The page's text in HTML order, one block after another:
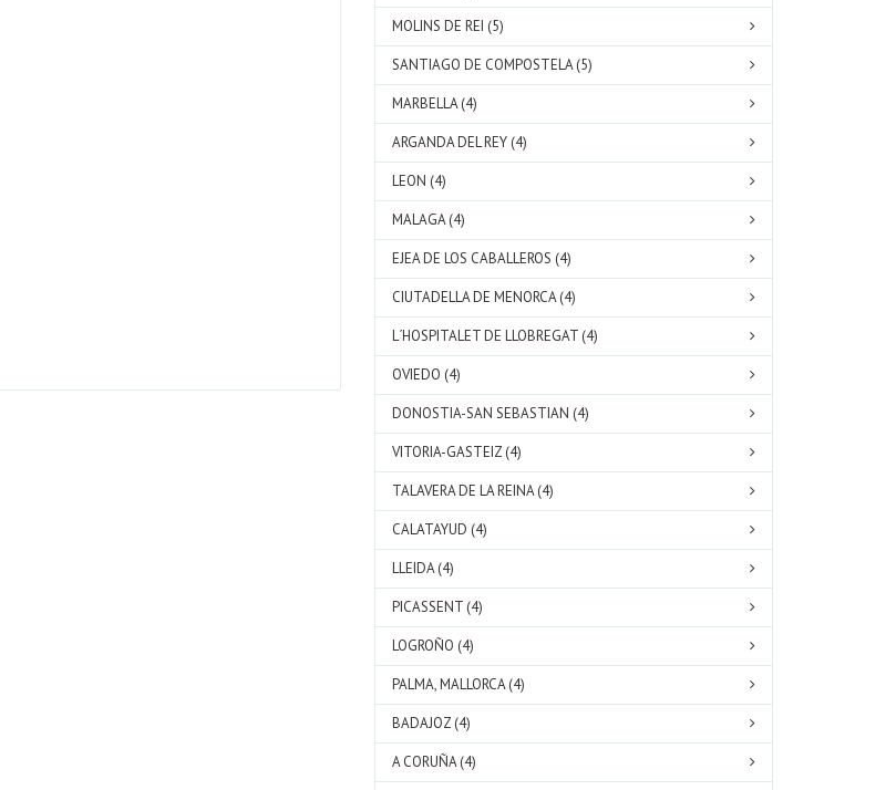
MOLINS DE REI (5)
SANTIAGO DE COMPOSTELA (5)
MARBELLA (4)
ARGANDA DEL REY (4)
LEON (4)
MALAGA (4)
EJEA DE LOS CABALLEROS (4)
CIUTADELLA DE MENORCA (4)
L´HOSPITALET DE LLOBREGAT (4)
OVIEDO (4)
DONOSTIA-SAN SEBASTIAN (4)
VITORIA-GASTEIZ (4)
TALAVERA DE LA REINA (4)
CALATAYUD (4)
LLEIDA (4)
PICASSENT (4)
LOGROÑO (4)
PALMA, MALLORCA (4)
BADAJOZ (4)
A CORUÑA (4)